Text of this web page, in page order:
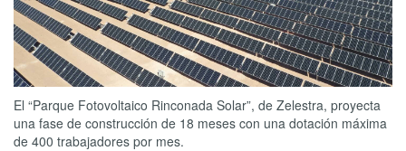
El “Parque Fotovoltaico Rinconada Solar”, de Zelestra, proyecta
una fase de construcción de 18 meses con una dotación máxima
de 400 trabajadores por mes.